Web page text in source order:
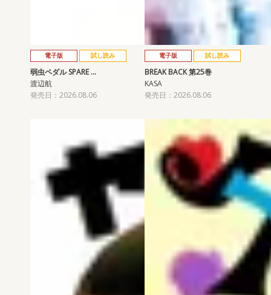
電子版 試し読み
弱虫ペダル SPARE …
渡辺航
発売日：2026.08.06
電子版 試し読み
BREAK BACK 第25巻
KASA
発売日：2026.08.06